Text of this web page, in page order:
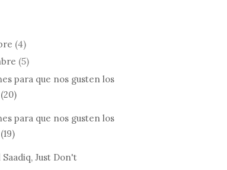
(4)
(5)
para que nos gusten los
para que nos gusten los
Saadiq, Just Don't